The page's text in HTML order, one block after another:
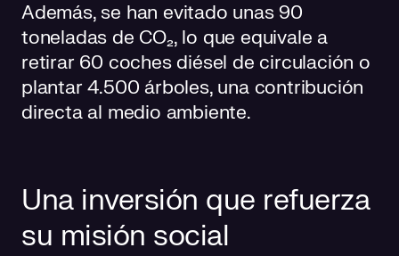
Además, se han evitado unas 90
toneladas de CO₂, lo que equivale a
retirar 60 coches diésel de circulación o
plantar 4.500 árboles, una contribución
directa al medio ambiente.
Una inversión que refuerza
su misión social